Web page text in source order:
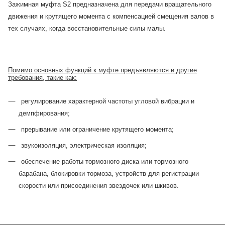
Зажимная муфта S2 предназначена для передачи вращательного
движения и крутящего момента с компенсацией смещения валов в
тех случаях, когда восстановительные силы малы.
Помимо основных функций к муфте предъявляются и другие
требования, такие как:
регулирование характерной частоты угловой вибрации и
демпфирования;
прерывание или ограничение крутящего момента;
звукоизоляция, электрическая изоляция;
обеспечение работы тормозного диска или тормозного
барабана, блокировки тормоза, устройств для регистрации
скорости или присоединения звездочек или шкивов.